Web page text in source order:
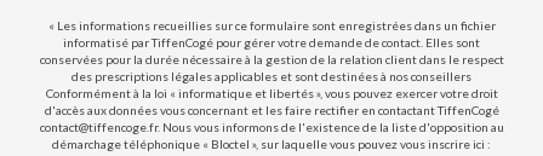
« Les informations recueillies sur ce formulaire sont enregistrées dans un fichier
informatisé par TiffenCogé pour gérer votre demande de contact. Elles sont
conservées pour la durée nécessaire à la gestion de la relation client dans le respect
des prescriptions légales applicables et sont destinées à nos conseillers
Conformément à la loi « informatique et libertés », vous pouvez exercer votre droit
d'accès aux données vous concernant et les faire rectifier en contactant TiffenCogé
contact@tiffencoge.fr. Nous vous informons de l'existence de la liste d'opposition au
démarchage téléphonique « Bloctel », sur laquelle vous pouvez vous inscrire ici :